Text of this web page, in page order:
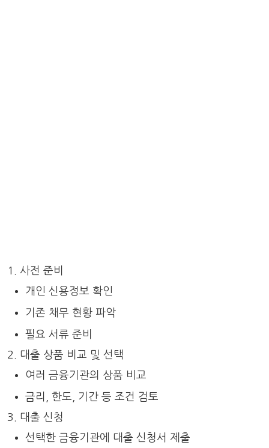
사전 준비
개인 신용정보 확인
기존 채무 현황 파악
필요 서류 준비
대출 상품 비교 및 선택
여러 금융기관의 상품 비교
금리, 한도, 기간 등 조건 검토
대출 신청
선택한 금융기관에 대출 신청서 제출